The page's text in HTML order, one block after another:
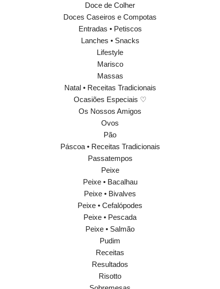
Doce de Colher
Doces Caseiros e Compotas
Entradas • Petiscos
Lanches • Snacks
Lifestyle
Marisco
Massas
Natal • Receitas Tradicionais
Ocasiões Especiais ♡
Os Nossos Amigos
Ovos
Pão
Páscoa • Receitas Tradicionais
Passatempos
Peixe
Peixe • Bacalhau
Peixe • Bivalves
Peixe • Cefalópodes
Peixe • Pescada
Peixe • Salmão
Pudim
Receitas
Resultados
Risotto